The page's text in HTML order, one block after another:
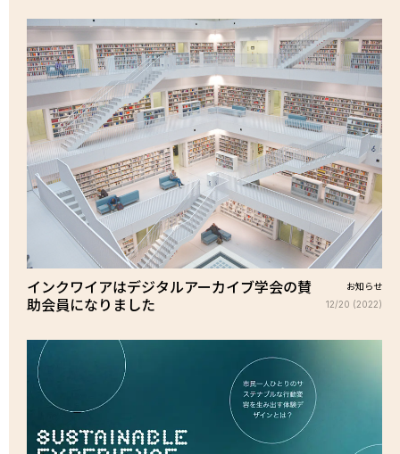
インクワイアはデジタルアーカイブ学会の賛
助会員になりました
お知らせ
12/20 (2022)